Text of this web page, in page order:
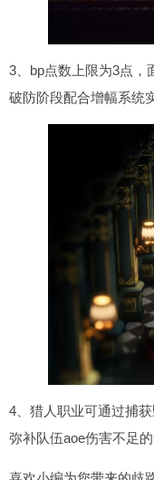
3、bp点数上限为3点，
破防阶段配合增幅系统
4、猎人职业可通过捕
弥补队伍aoe伤害不足的